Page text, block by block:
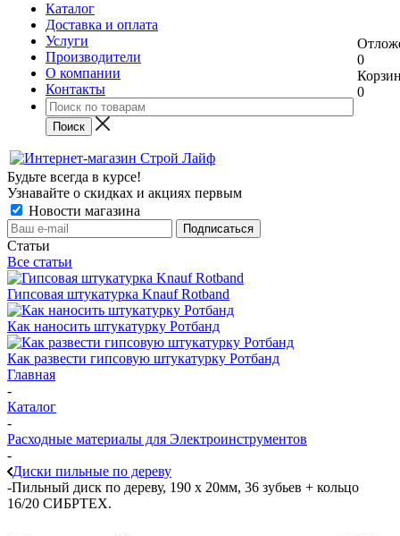
Каталог
Доставка и оплата
Услуги
Производители
О компании
Контакты
0
0
Будьте всегда в курсе!
Узнавайте о скидках и акциях первым
Новости магазина
Статьи
Все статьи
Гипсовая штукатурка Knauf Rotband
Как наносить штукатурку Ротбанд
Как развести гипсовую штукатурку Ротбанд
Главная
-
Каталог
-
Расходные материалы для Электроинструментов
-
Диски пильные по дереву
-Пильный диск по дереву, 190 х 20мм, 36 зубьев + кольцо
16/20 СИБРТЕХ.